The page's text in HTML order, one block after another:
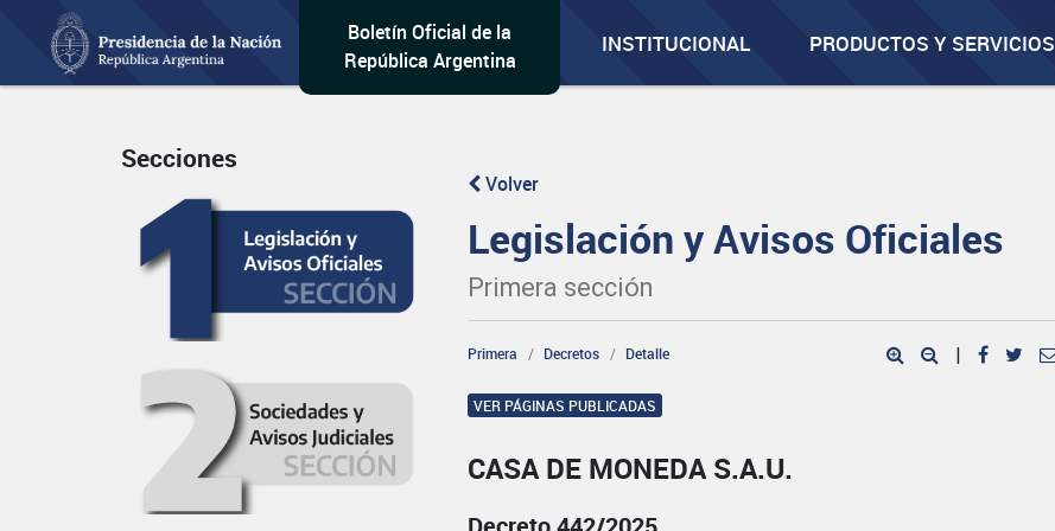
Boletín Oficial de la
República Argentina
INSTITUCIONAL PRODUCTOS Y SERVICIOS
Secciones
Volver
Legislación y Avisos Oficiales
Primera sección
Primera Decretos Detalle |
VER PÁGINAS PUBLICADAS
CASA DE MONEDA S.A.U.